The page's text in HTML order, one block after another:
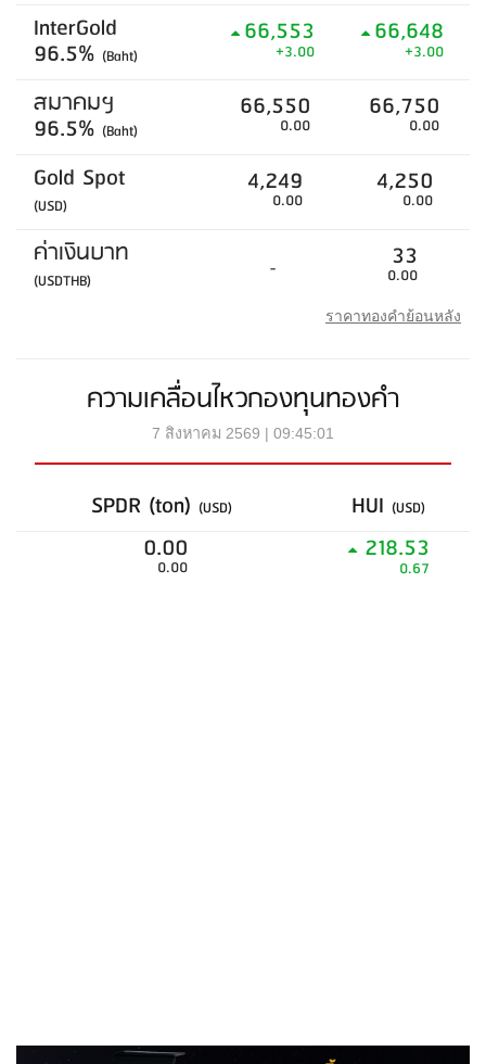
InterGold
96.5% (Baht)
66,553
+3.00
66,648
+3.00
สมาคมฯ
96.5% (Baht)
66,550
0.00
66,750
0.00
Gold Spot
(USD)
4,249
0.00
4,250
0.00
ค่าเงินบาท
(USDTHB) - 33
0.00
ราคาทองคำย้อนหลัง
ความเคลื่อนไหวกองทุนทองคำ
7 สิงหาคม 2569 | 09:45:01
SPDR (ton) (USD) HUI (USD)
0.00
0.00
218.53
0.67